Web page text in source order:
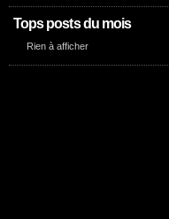
Tops posts du mois
Rien à afficher